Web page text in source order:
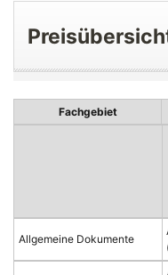
Fachgebiet
Allgemeine Dokumente